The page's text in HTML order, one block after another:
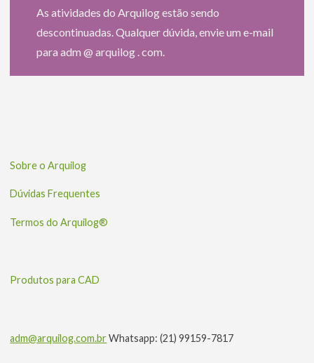
As atividades do Arquilog estão sendo
descontinuadas. Qualquer dúvida, envie um e-mail
para adm @ arquilog . com.
Sobre o Arquilog
Dúvidas Frequentes
Termos do Arquilog®
Produtos para CAD
adm@arquilog.com.brWhatsapp: (21) 99159-7817